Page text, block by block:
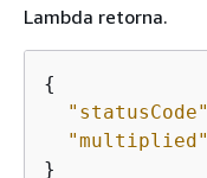
Lambda retorna.
{
"statusCode"
"multiplied"
}